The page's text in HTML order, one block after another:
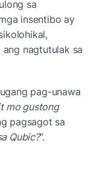
sa
insentibo ay
nagtutulak sa
pag-unawa
mo gustong
pagsagot sa
Qubic?”.